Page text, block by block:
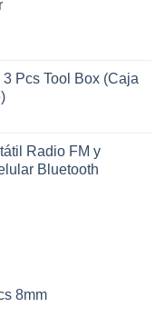
Pcs Tool Box (Caja
Radio FM y
Bluetooth
8mm